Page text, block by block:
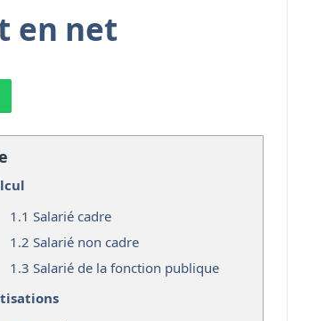
en net
1.1 Salarié cadre
1.2 Salarié non cadre
1.3 Salarié de la fonction publique